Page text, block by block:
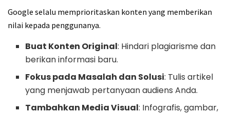
Google selalu memprioritaskan konten yang memberikan
nilai kepada penggunanya.
Buat Konten Original: Hindari plagiarisme dan
berikan informasi baru.
Fokus pada Masalah dan Solusi: Tulis artikel
yang menjawab pertanyaan audiens Anda.
Tambahkan Media Visual: Infografis, gambar,